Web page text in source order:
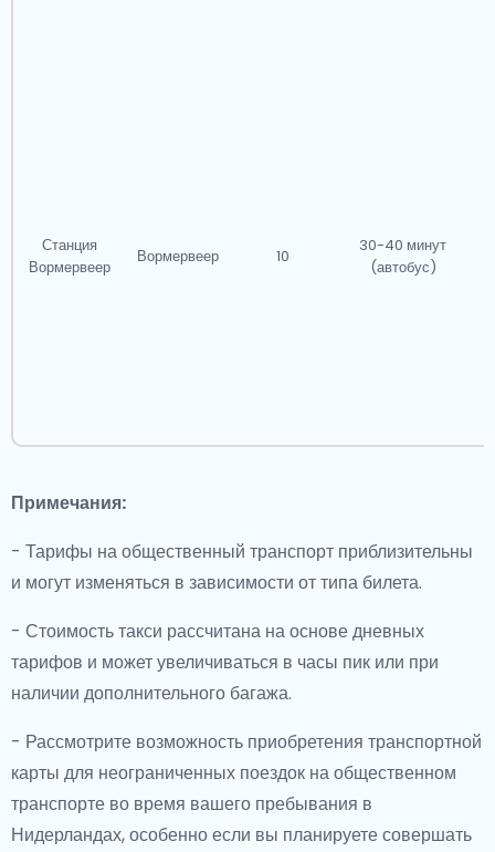
Станция
Вормервеер
Вормервеер 10
30-40 минут
(автобус)
Примечания:
- Тарифы на общественный транспорт приблизительны
и могут изменяться в зависимости от типа билета.
- Стоимость такси рассчитана на основе дневных
тарифов и может увеличиваться в часы пик или при
наличии дополнительного багажа.
- Рассмотрите возможность приобретения транспортной
карты для неограниченных поездок на общественном
транспорте во время вашего пребывания в
Нидерландах, особенно если вы планируете совершать